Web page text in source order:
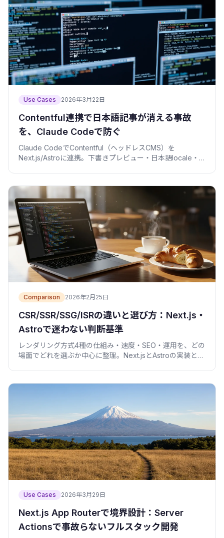
Use Cases 2026年3月22日
Contentful連携で日本語記事が消える事故
を、Claude Codeで防ぐ
Claude CodeでContentful（ヘッドレスCMS）を
Next.js/Astroに連携。下書きプレビュー・日本語locale・
Comparison 2026年2月25日
CSR/SSR/SSG/ISRの違いと選び方：Next.js・
Astroで迷わない判断基準
レンダリング方式4種の仕組み・速度・SEO・運用を、どの
場面でどれを選ぶか中心に整理。Next.jsとAstroの実装と検
Use Cases 2026年3月29日
Next.js App Routerで境界設計：Server
Actionsで事故らないフルスタック開発